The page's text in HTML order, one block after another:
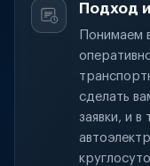
Подход
Понимаем
сделать
заявки, и